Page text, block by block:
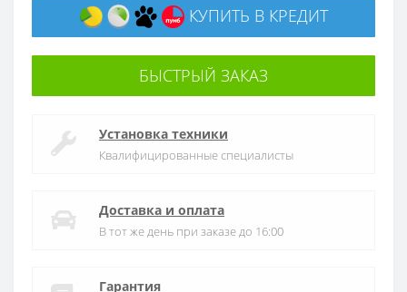
КУПИТЬ В КРЕДИТ
БЫСТРЫЙ ЗАКАЗ
Установка техники
Квалифицированные специалисты
Доставка и оплата
В тот же день при заказе до 16:00
Гарантия